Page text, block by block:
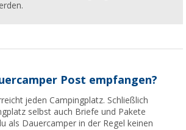
Post empfangen?
jeden Campingplatz. Schließlich
selbst auch Briefe und Pakete
als Dauercamper in der Regel keinen